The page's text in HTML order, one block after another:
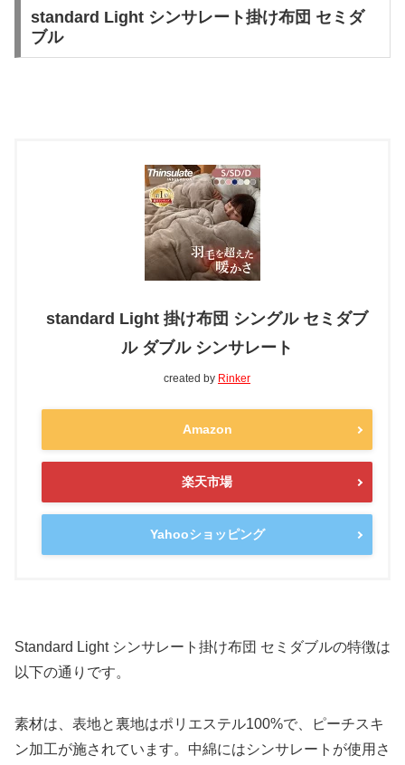
standard Light シンサレート掛け布団 セミダ
ブル
standard Light 掛け布団 シングル セミダブ
ル ダブル シンサレート
created by Rinker
Amazon
楽天市場
Yahooショッピング
Standard Light シンサレート掛け布団 セミダブルの特徴は
以下の通りです。
素材は、表地と裏地はポリエステル100%で、ピーチスキ
ン加工が施されています。中綿にはシンサレートが使用さ